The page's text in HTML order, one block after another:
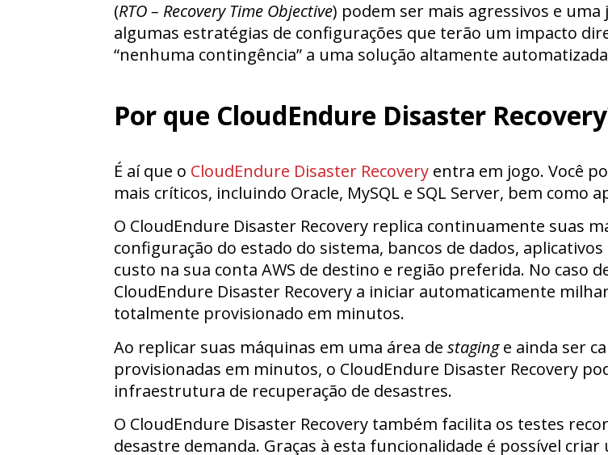
(RTO – Recovery Time Objective) podem ser mais agressivos e
algumas estratégias de configurações que terão um impacto
“nenhuma contingência” a uma solução altamente
Por que CloudEndure Disaster
É aí que o CloudEndure Disaster Recovery entra em jogo. Você
mais críticos, incluindo Oracle, MySQL e SQL Server, bem como
O CloudEndure Disaster Recovery replica continuamente suas
configuração do estado do sistema, bancos de dados,
custo na sua conta AWS de destino e região preferida. No caso
CloudEndure Disaster Recovery a iniciar automaticamente
totalmente provisionado em minutos.
Ao replicar suas máquinas em uma área de staginge ainda ser
provisionadas em minutos, o CloudEndure Disaster Recovery
infraestrutura de recuperação de desastres.
O CloudEndure Disaster Recovery também facilita os testes
desastre demanda. Graças à esta funcionalidade é possível